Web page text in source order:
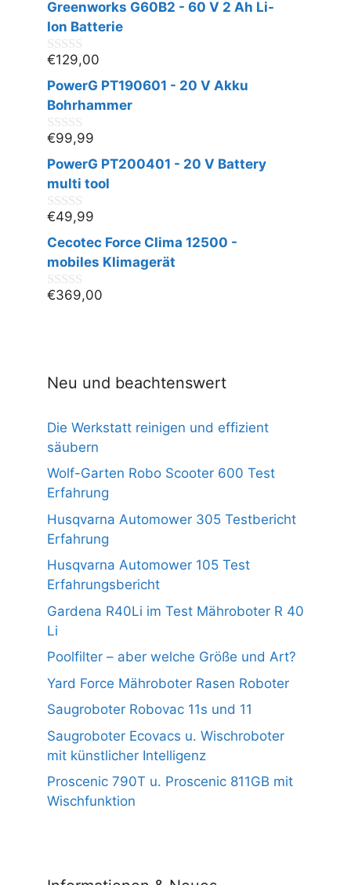
o
n
Greenworks G60B2 - 60 V 2 Ah Li-
Ion Batterie
0
v
o
n
€129,00
PowerG PT190601 - 20 V Akku
Bohrhammer
0
v
o
n
€99,99
PowerG PT200401 - 20 V Battery
multi tool
0
v
o
n
€49,99
Cecotec Force Clima 12500 -
mobiles Klimagerät
0
€369,00
Neu und beachtenswert
Die Werkstatt reinigen und effizient
säubern
Wolf-Garten Robo Scooter 600 Test
Erfahrung
Husqvarna Automower 305 Testbericht
Erfahrung
Husqvarna Automower 105 Test
Erfahrungsbericht
Gardena R40Li im Test Mähroboter R 40
Li
Poolfilter – aber welche Größe und Art?
Yard Force Mähroboter Rasen Roboter
Saugroboter Robovac 11s und 11
Saugroboter Ecovacs u. Wischroboter
mit künstlicher Intelligenz
Proscenic 790T u. Proscenic 811GB mit
Wischfunktion